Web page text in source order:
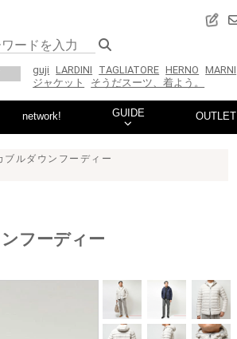
guji LARDINI TAGLIATORE HERNO MARNI
ジャケット
そうだスーツ、着よう。
network! GUIDE OUTLET
ルダウンフーディー